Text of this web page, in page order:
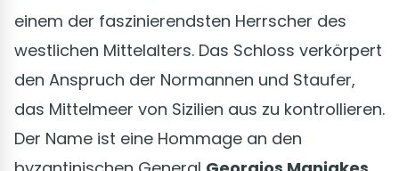
einem der faszinierendsten Herrscher des
westlichen Mittelalters. Das Schloss verkörpert
den Anspruch der Normannen und Staufer,
das Mittelmeer von Sizilien aus zu kontrollieren.
Der Name ist eine Hommage an den